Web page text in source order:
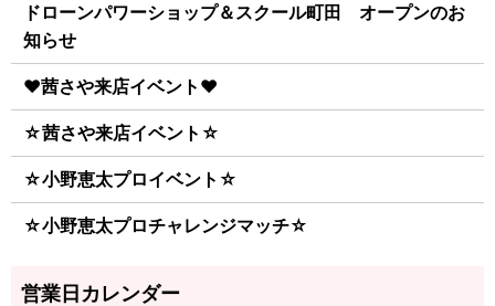
ドローンパワーショップ＆スクール町田 オープンのお
知らせ
♥茜さや来店イベント♥
☆茜さや来店イベント☆
☆小野恵太プロイベント☆
☆小野恵太プロチャレンジマッチ☆